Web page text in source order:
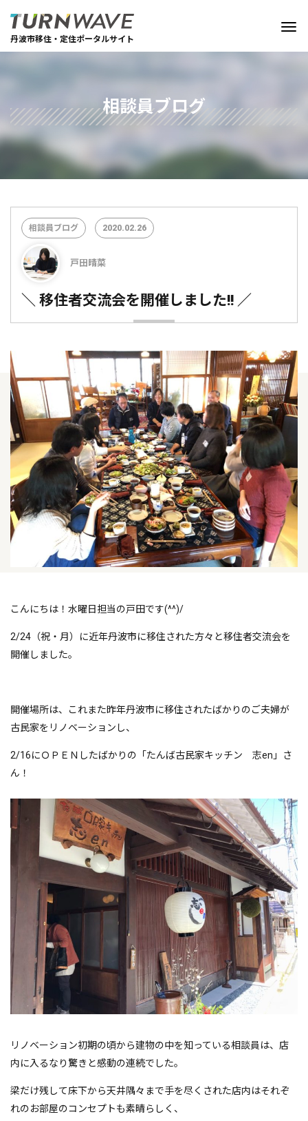
丹波市移住・定住ポータルサイト
相談員ブログ
相談員ブログ 2020.02.26
戸田晴菜
＼ 移住者交流会を開催しました!! ／
こんにちは！水曜日担当の戸田です(^^)/
2/24（祝・月）に近年丹波市に移住された方々と移住者交流会を
開催しました。
開催場所は、これまた昨年丹波市に移住されたばかりのご夫婦が
古民家をリノベーションし、
2/16にＯＰＥＮしたばかりの「たんば古民家キッチン 志en」さ
ん！
リノベーション初期の頃から建物の中を知っている相談員は、店
内に入るなり驚きと感動の連続でした。
梁だけ残して床下から天井隅々まで手を尽くされた店内はそれぞ
れのお部屋のコンセプトも素晴らしく、